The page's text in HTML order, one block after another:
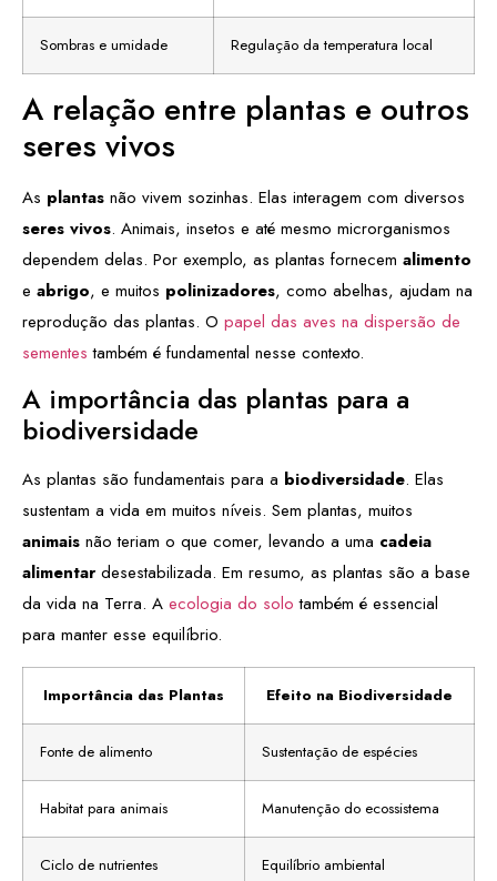
Sombras e umidade Regulação da temperatura local
A relação entre plantas e outros
seres vivos
As plantas não vivem sozinhas. Elas interagem com diversos
seres vivos. Animais, insetos e até mesmo microrganismos
dependem delas. Por exemplo, as plantas fornecem alimento
e abrigo, e muitos polinizadores, como abelhas, ajudam na
reprodução das plantas. O papel das aves na dispersão de
sementes também é fundamental nesse contexto.
A importância das plantas para a
biodiversidade
As plantas são fundamentais para a biodiversidade. Elas
sustentam a vida em muitos níveis. Sem plantas, muitos
animais não teriam o que comer, levando a uma cadeia
alimentardesestabilizada. Em resumo, as plantas são a base
da vida na Terra. A ecologia do solo também é essencial
para manter esse equilíbrio.
Importância das Plantas Efeito na Biodiversidade
Fonte de alimento Sustentação de espécies
Habitat para animais Manutenção do ecossistema
Ciclo de nutrientes Equilíbrio ambiental